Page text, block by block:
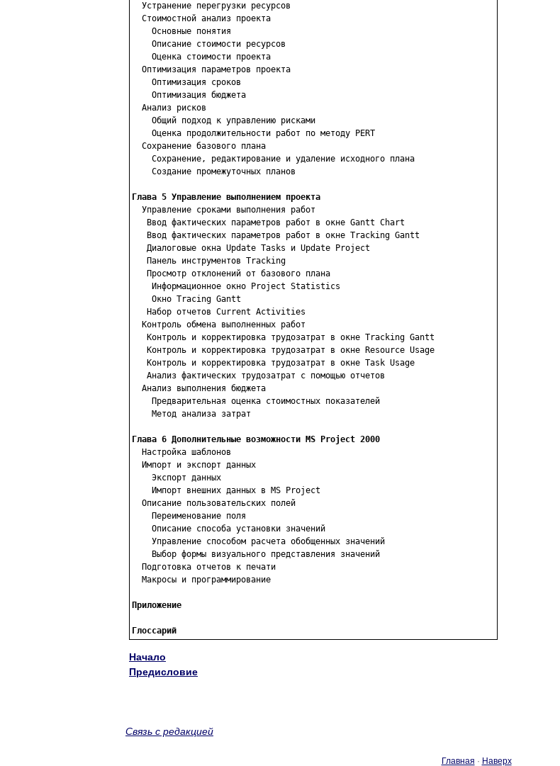
  Устранение перегрузки ресурсов
  Стоимостной анализ проекта
    Основные понятия
    Описание стоимости ресурсов
    Оценка стоимости проекта
  Оптимизация параметров проекта
    Оптимизация сроков
    Оптимизация бюджета
  Анализ рисков
    Общий подход к управлению рисками
    Оценка продолжительности работ по методу PERT
  Сохранение базового плана
    Сохранение, редактирование и удаление исходного плана
    Создание промежуточных планов
Глава 5 Управление выполнением проекта
Управление сроками выполнения работ
   Ввод фактических параметров работ в окне Gantt Chart
   Ввод фактических параметров работ в окне Tracking Gantt
   Диалоговые окна Update Tasks и Update Project
   Панель инструментов Tracking
   Просмотр отклонений от базового плана
    Информационное окно Project Statistics
    Окно Tracing Gantt
   Набор отчетов Current Activities
  Контроль обмена выполненных работ
   Контроль и корректировка трудозатрат в окне Tracking Gantt
   Контроль и корректировка трудозатрат в окне Resource Usage
   Контроль и корректировка трудозатрат в окне Task Usage
   Анализ фактических трудозатрат с помощью отчетов
  Анализ выполнения бюджета
    Предварительная оценка стоимостных показателей
    Метод анализа затрат
Глава 6 Дополнительные возможности MS Project 2000
Настройка шаблонов
  Импорт и экспорт данных
    Экспорт данных
    Импорт внешних данных в MS Project
  Описание пользовательских полей
    Переименование поля
    Описание способа установки значений
    Управление способом расчета обобщенных значений
    Выбор формы визуального представления значений
  Подготовка отчетов к печати
  Макросы и программирование
Приложение
Глоссарий
Начало
Предисловие
Связь с редакцией
Главная · Наверх